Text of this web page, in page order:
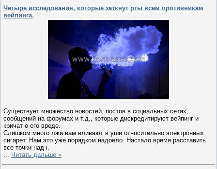
Четыре исследования, которые заткнут рты всем противникам
вейпинга.
Существует множество новостей, постов в социальных сетях,
сообщений на форумах и т.д., которые дискредитируют вейпинг и
кричат о его вреде.
Слишком много лжи вам вливают в уши относительно электронных
сигарет. Нам это уже порядком надоело. Настало время расставить
все точки над i.
... Читать дальше »